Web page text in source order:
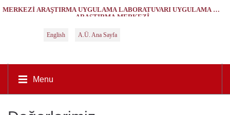
MERKEZI ARAŞTIRMA UYGULAMA LABORATUVARI UYGULAMA VE
ARAŞTIRMA MERKEZI
English A.Ü. Ana Sayfa
Menu